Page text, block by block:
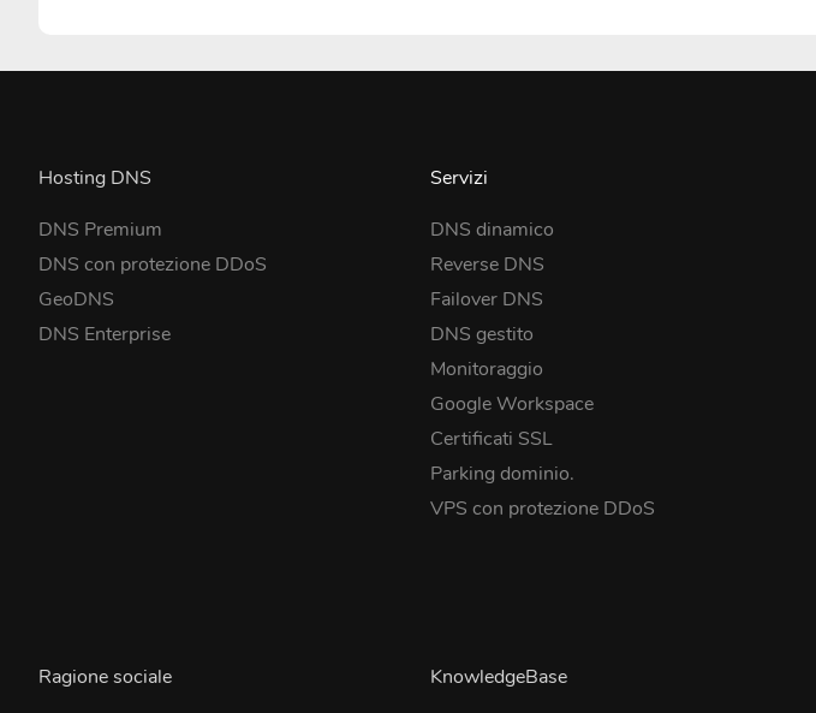
Hosting DNS
DNS Premium
DNS con protezione DDoS
GeoDNS
DNS Enterprise
Servizi
DNS dinamico
Reverse DNS
Failover DNS
DNS gestito
Monitoraggio
Google Workspace
Certificati SSL
Parking dominio.
VPS con protezione DDoS
Ragione sociale
KnowledgeBase